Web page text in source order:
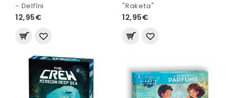
- Delfīni
12,95€
"Raketa"
12,95€